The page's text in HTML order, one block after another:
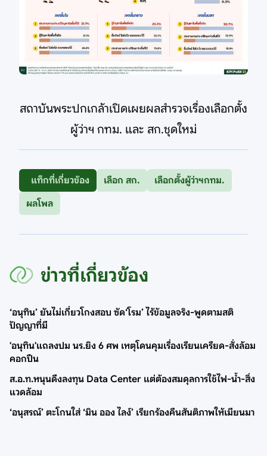
สถาบันพระปกเกล้าเปิดเผยผลสำรวจเรื่องเลือกตั้ง
ผู้ว่าฯ กทม. และ สก.ชุดใหม่
แท็กที่เกี่ยวข้อง เลือก สก.
เลือกตั้งผู้ว่าฯกทม.
ผลโพล
ข่าวที่เกี่ยวข้อง
‘อนุทิน’ ยันไม่เกี่ยวโกงสอบ ซัด‘โรม’ ไร้ข้อมูลจริง-พูดตามสติ
ปัญญาที่มี
'อนุทิน'แถลงปม นร.ยิง 6 ศพ เหตุโดนคุมเรื่องเรียนเครียด-สั่งล้อม
คอกปืน
ส.อ.ท.หนุนดึงลงทุน Data Center แต่ต้องสมดุลการใช้ไฟ-น้ำ-สิ่ง
แวดล้อม
‘อนุสรณ์’ ตะโกนใส่ ‘มิน ออง ไลง์’ เรียกร้องคืนสันติภาพให้เมียนมา